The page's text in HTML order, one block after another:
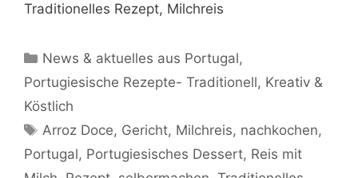
Traditionelles Rezept, Milchreis
Kategorien
News & aktuelles aus Portugal,
Portugiesische Rezepte- Traditionell, Kreativ &
Köstlich
Schlagwörter
Arroz Doce, Gericht, Milchreis, nachkochen,
Portugal, Portugiesisches Dessert, Reis mit